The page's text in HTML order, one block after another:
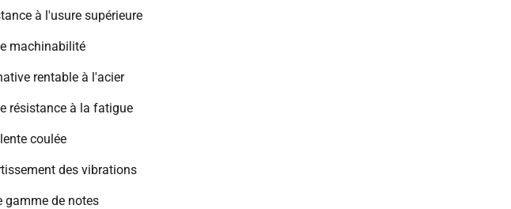
à l'usure supérieure
machinabilité
rentable à l'acier
résistance à la fatigue
coulée
des vibrations
gamme de notes